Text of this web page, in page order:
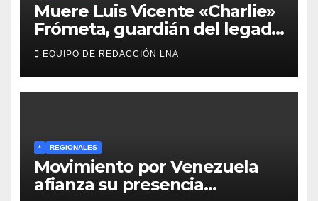
Muere Luis Vicente «Charlie»
Frómeta, guardián del legado
musical de la Billo’s Caracas
Boys
EQUIPO DE REDACCIÓN LNA
* REGIONALES
Movimiento por Venezuela
afianza su presencia